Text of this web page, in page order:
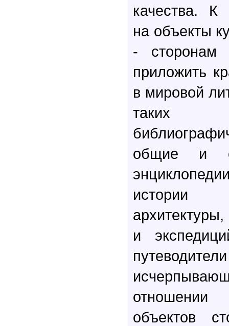
качества. К
на объекты
- сторонам
приложить
в мировой
таких
общие и
истории
и
отношении
объектов